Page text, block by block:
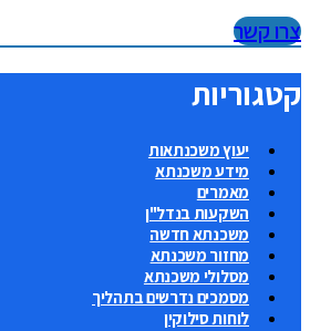
צרו קשר
קטגוריות
יעוץ משכנתאות
מידע משכנתא
מאמרים
השקעות בנדל"ן
משכנתא חדשה
מחזור משכנתא
מסלולי משכנתא
מסמכים נדרשים בתהליך
לוחות סילוקין